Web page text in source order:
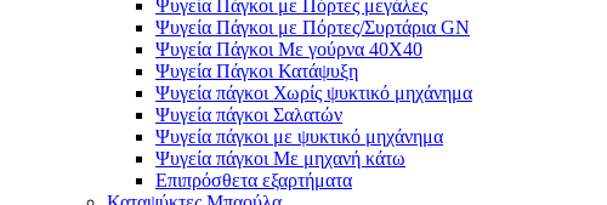
Ψυγεία Πάγκοι με Πόρτες μεγάλες
Ψυγεία Πάγκοι με Πόρτες/Συρτάρια GN
Ψυγεία Πάγκοι Με γούρνα 40Χ40
Ψυγεία Πάγκοι Κατάψυξη
Ψυγεία πάγκοι Χωρίς ψυκτικό μηχάνημα
Ψυγεία πάγκοι Σαλατών
Ψυγεία πάγκοι με ψυκτικό μηχάνημα
Ψυγεία πάγκοι Με μηχανή κάτω
Επιπρόσθετα εξαρτήματα